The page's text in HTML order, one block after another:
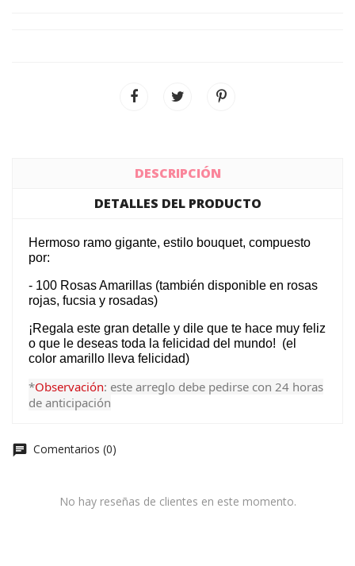
DESCRIPCIÓN
DETALLES DEL PRODUCTO
Hermoso ramo gigante, estilo bouquet, compuesto
por:
- 100 Rosas Amarillas (también disponible en rosas
rojas, fucsia y rosadas)
¡Regala este gran detalle y dile que te hace muy feliz
o que le deseas toda la felicidad del mundo! (el
color amarillo lleva felicidad)
*Observación: este arreglo debe pedirse con 24 horas
de anticipación
Comentarios (0)
No hay reseñas de clientes en este momento.